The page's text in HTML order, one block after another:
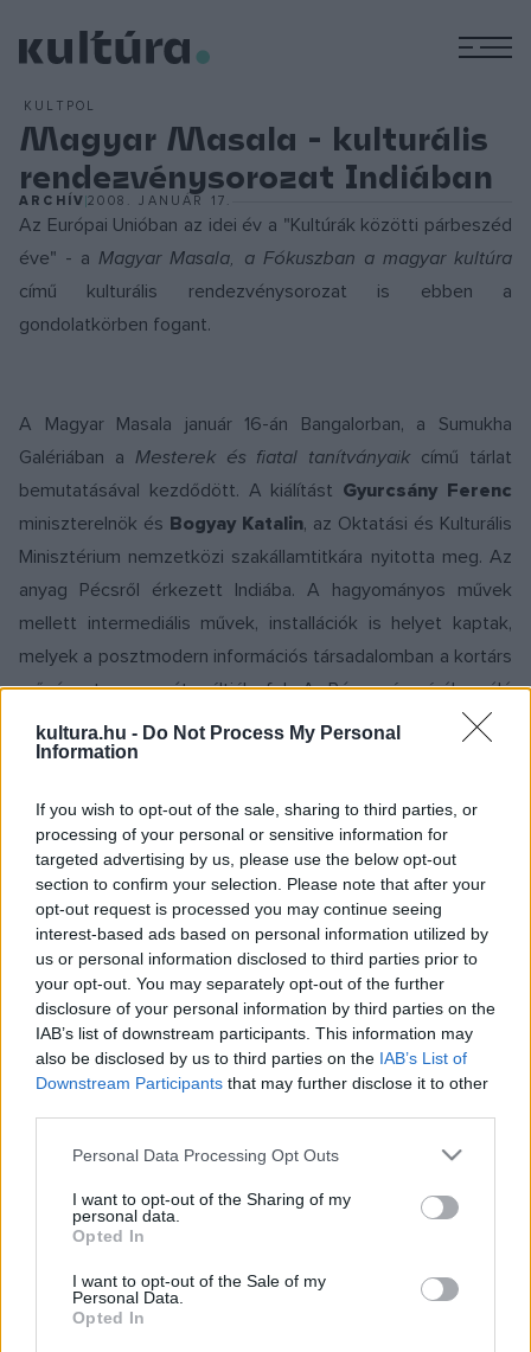
kultura.hu - Do Not Process My Personal
Information
If you wish to opt-out of the sale, sharing to third parties, or
processing of your personal or sensitive information for
targeted advertising by us, please use the below opt-out
section to confirm your selection. Please note that after your
opt-out request is processed you may continue seeing
interest-based ads based on personal information utilized by
us or personal information disclosed to third parties prior to
your opt-out. You may separately opt-out of the further
disclosure of your personal information by third parties on the
IAB’s list of downstream participants. This information may
also be disclosed by us to third parties on the IAB’s List of
Downstream Participants that may further disclose it to other
Please note that this website/app uses one or more Google
not limited to your visit or usage behaviour. You may click to
grant or deny consent to Google and its third-party tags to
use your data for below specified purposes in below Google
consent section.
Personal Data Processing Opt Outs
I want to opt-out of the Sharing of my
personal data.
Opted In
I want to opt-out of the Sale of my
Personal Data.
Opted In
KULTPOL
Magyar Masala - kulturális
rendezvénysorozat Indiában
ARCHÍV2008. JANUÁR 17.
Az Európai Unióban az idei év a "Kultúrák közötti párbeszéd
éve" - aMagyar Masala, a Fókuszban a magyar kultúra
című kulturális rendezvénysorozat is ebben a
gondolatkörben fogant.
A Magyar Masala január 16-án Bangalorban, a Sumukha
Galériában a Mesterek és fiatal tanítványaik című tárlat
bemutatásával kezdődött. A kiálítást Gyurcsány Ferenc
miniszterelnök és Bogyay Katalin, az Oktatási és Kulturális
Minisztérium nemzetközi szakállamtitkára nyitotta meg. Az
anyag Pécsről érkezett Indiába. A hagyományos művek
mellett intermediális művek, installációk is helyet kaptak,
melyek a posztmodern információs társadalomban a kortárs
művészet szerepét váltják fel. A Pécs városáról szóló
Magyarország repülőjegy nélkülcímű prezentációt ezekkel
együtt tekintheti meg a helyi közönség a Lalit Kala
Delhi ad otthont először annak a jazzhangversenynek január
17-én, melyet a bangalore-i és chennai közönség is élvezhet
az elkövetkező hetekben. Az Oktatási és Kulturális
Minisztérium által szervezett gálakoncert díszvendége
Ambika Soni kulturális miniszter. Itt a Szakcsi-Vukán duó,
illetve a Dresch Quartett kápráztatja el az indiai
hallgatóságot. A koncert záró részében indiai zenészek is
csatlakoznak a magyar muzsikusokhoz.
Hét magyar filmet mutatnak be India több városában a
fesztivál alatt és ezzel szinte ezzel egy időben, január 17-
ezer arcacímmel fotókiállítás a delhi Magyar Tudományos
és Kulturális Központban.